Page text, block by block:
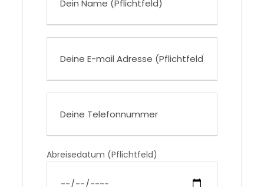
Abreisedatum (Pflichtfeld)